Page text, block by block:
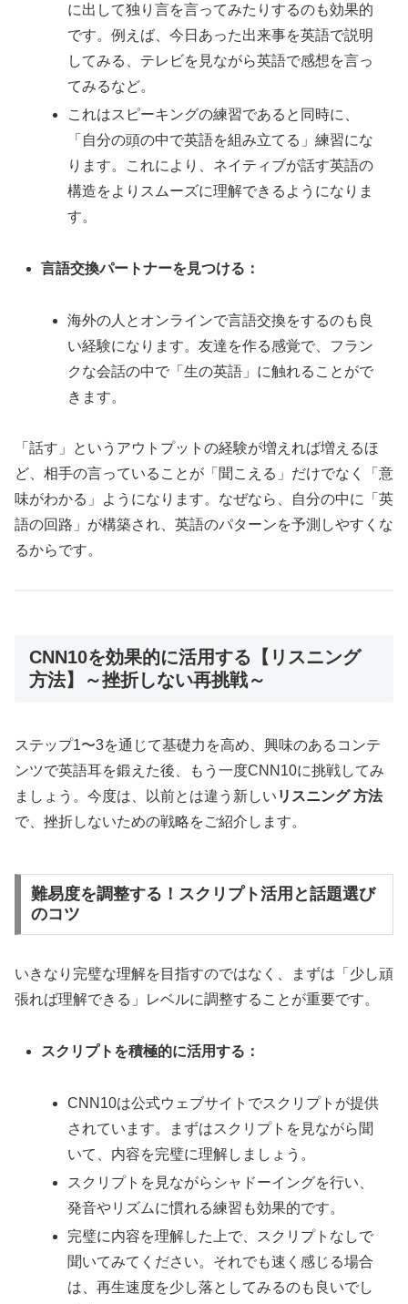
に出して独り言を言ってみたりするのも効果的
です。例えば、今日あった出来事を英語で説明
してみる、テレビを見ながら英語で感想を言っ
てみるなど。
これはスピーキングの練習であると同時に、
「自分の頭の中で英語を組み立てる」練習にな
ります。これにより、ネイティブが話す英語の
構造をよりスムーズに理解できるようになりま
す。
言語交換パートナーを見つける：
海外の人とオンラインで言語交換をするのも良
い経験になります。友達を作る感覚で、フラン
クな会話の中で「生の英語」に触れることがで
きます。
「話す」というアウトプットの経験が増えれば増えるほ
ど、相手の言っていることが「聞こえる」だけでなく「意
味がわかる」ようになります。なぜなら、自分の中に「英
語の回路」が構築され、英語のパターンを予測しやすくな
るからです。
CNN10を効果的に活用する【リスニング
方法】～挫折しない再挑戦～
ステップ1〜3を通じて基礎力を高め、興味のあるコンテ
ンツで英語耳を鍛えた後、もう一度CNN10に挑戦してみ
ましょう。今度は、以前とは違う新しい リスニング 方法
で、挫折しないための戦略をご紹介します。
難易度を調整する！スクリプト活用と話題選び
のコツ
いきなり完璧な理解を目指すのではなく、まずは「少し頑
張れば理解できる」レベルに調整することが重要です。
スクリプトを積極的に活用する：
CNN10は公式ウェブサイトでスクリプトが提供
されています。まずはスクリプトを見ながら聞
いて、内容を完璧に理解しましょう。
スクリプトを見ながらシャドーイングを行い、
発音やリズムに慣れる練習も効果的です。
完璧に内容を理解した上で、スクリプトなしで
聞いてみてください。それでも速く感じる場合
は、再生速度を少し落としてみるのも良いでし